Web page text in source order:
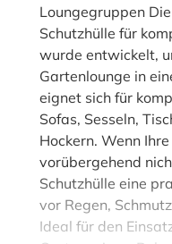
Loungegruppen
Schutzhülle für
wurde entwickelt,
Gartenlounge in
eignet sich für
Sofas, Sesseln,
Hockern. Wenn
vorübergehend
Schutzhülle eine
vor Regen,
Ideal für den